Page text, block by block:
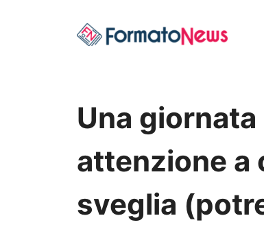
Una
attenzione a
sveglia